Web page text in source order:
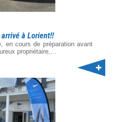
arrivé à Lorient!!
en cours de préparation avant
propriétaire,...